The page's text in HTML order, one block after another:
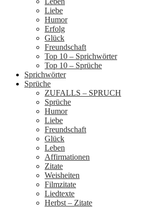
Liebe
Humor
Erfolg
Glück
Freundschaft
Top 10 – Sprichwörter
Top 10 – Sprüche
Sprichwörter
Sprüche
ZUFALLS – SPRUCH
Sprüche
Humor
Liebe
Freundschaft
Glück
Leben
Affirmationen
Zitate
Weisheiten
Filmzitate
Liedtexte
Herbst – Zitate